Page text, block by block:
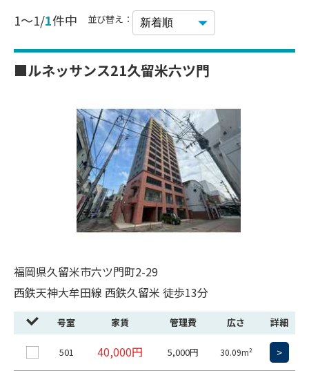
1～1/1件中 並び替え：
■ルネッサンス21久留米六ツ門
福岡県久留米市六ツ門町2-29
西鉄天神大牟田線 西鉄久留米 徒歩13分
号室 家賃 管理費 広さ 詳細
501 40,000円 5,000円 30.09m² >